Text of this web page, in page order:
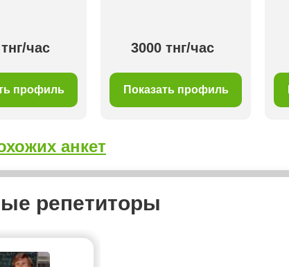
час
профиль
3000 тнг/час
Показать профиль
анкет
репетиторы